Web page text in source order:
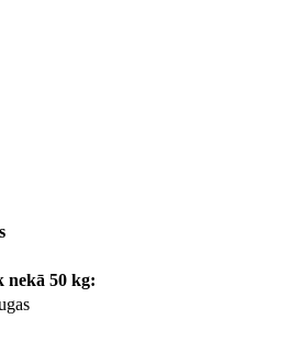
nekā 50 kg: